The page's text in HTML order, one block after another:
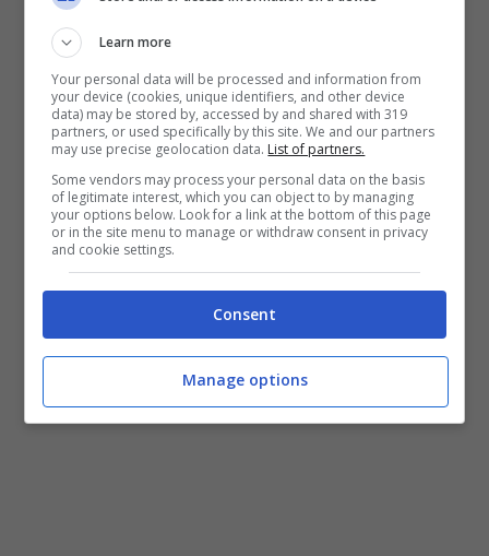
ricerche: controlli in un boschetto
Il programma di interventi segue gli esiti del
Comitato ordine e sicurezza pubblica dell’area
metropolitana del 4 marzo scorso. La
rimozione proseguirà nei prossimi giorni e
nelle prossime settimane, con la finalità di
ripristinare il rispetto della legalitàcon la
progressiva rimozione degli altarini o murales
Learn more
Your personal data will be processed and information from
your device (cookies, unique identifiers, and other device
data) may be stored by, accessed by and shared with 319
partners, or used specifically by this site. We and our partners
may use precise geolocation data. List of partners.
Some vendors may process your personal data on the basis
of legitimate interest, which you can object to by managing
your options below. Look for a link at the bottom of this page
or in the site menu to manage or withdraw consent in privacy
and cookie settings.
Consent
Manage options